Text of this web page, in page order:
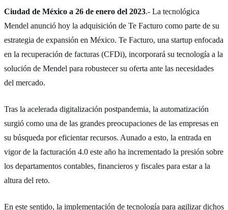
Ciudad de México a 26 de enero del 2023.- La tecnológica
Mendel anunció hoy la adquisición de Te Facturo como parte de su
estrategia de expansión en México. Te Facturo, una startup enfocada
en la recuperación de facturas (CFDi), incorporará su tecnología a la
solución de Mendel para robustecer su oferta ante las necesidades
del mercado.
Tras la acelerada digitalización postpandemia, la automatización
surgió como una de las grandes preocupaciones de las empresas en
su búsqueda por eficientar recursos. Aunado a esto, la entrada en
vigor de la facturación 4.0 este año ha incrementado la presión sobre
los departamentos contables, financieros y fiscales para estar a la
altura del reto.
En este sentido, la implementación de tecnología para agilizar dichos